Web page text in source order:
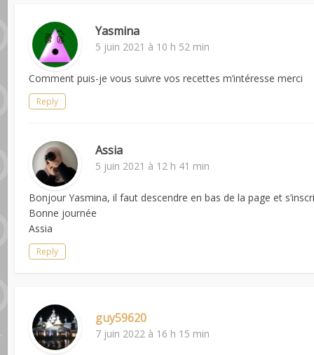
Yasmina
5 juin 2021 à 10 h 52 min
Comment puis-je vous suivre vos recettes m’intéresse merci
Reply
Assia
5 juin 2021 à 12 h 41 min
Bonjour Yasmina, il faut descendre en bas de la page et
Bonne journée
Assia
Reply
guy59620
7 juin 2022 à 16 h 15 min